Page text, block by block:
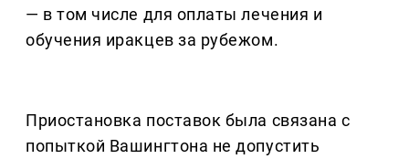
— в том числе для оплаты лечения и
обучения иракцев за рубежом.
Приостановка поставок была связана с
попыткой Вашингтона не допустить